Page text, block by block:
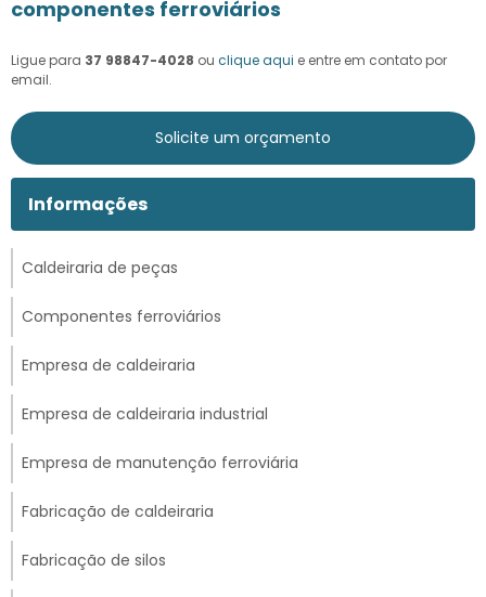
componentes ferroviários
Ligue para 37 98847-4028 ou clique aqui e entre em contato por
email.
Solicite um orçamento
Informações
Caldeiraria de peças
Componentes ferroviários
Empresa de caldeiraria
Empresa de caldeiraria industrial
Empresa de manutenção ferroviária
Fabricação de caldeiraria
Fabricação de silos